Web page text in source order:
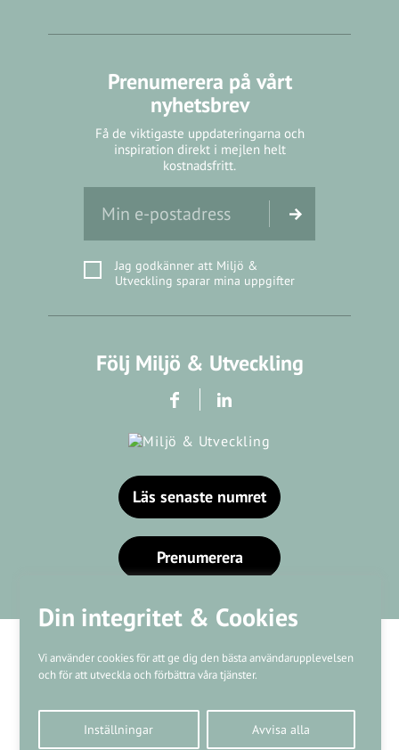
Din integritet & Cookies
Vi använder cookies för att ge dig den bästa användarupplevelsen
och för att utveckla och förbättra våra tjänster.
Inställningar Avvisa alla
Prenumerera på vårt
nyhetsbrev
Få de viktigaste uppdateringarna och
inspiration direkt i mejlen helt
kostnadsfritt.
Jag godkänner att Miljö &
Utveckling sparar mina uppgifter
Följ Miljö & Utveckling
Läs senaste numret
Prenumerera
Kundtjänst